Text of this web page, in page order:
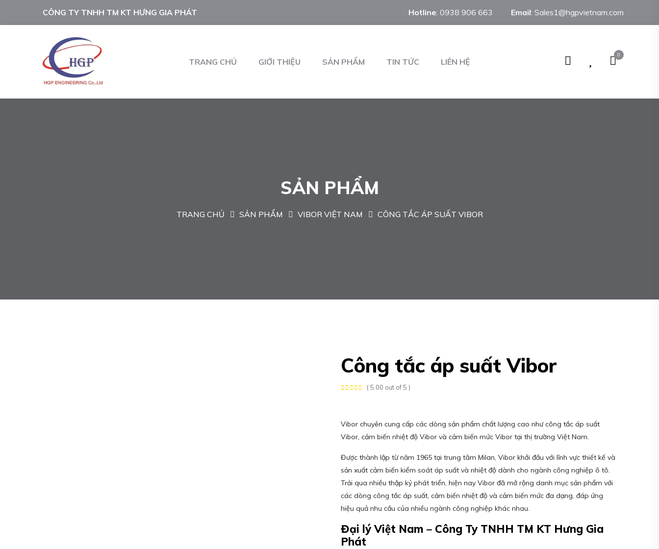
CÔNG TY TNHH TM KT HƯNG GIA PHÁT Hotline: 0938 906 663 Email: Sales1@hgpvietnam.com
TRANG CHỦ GIỚI THIỆU SẢN PHẨM TIN TỨC LIÊN HỆ
0
SẢN PHẨM
TRANG CHỦ SẢN PHẨM VIBOR VIỆT NAM CÔNG TẮC ÁP SUẤT VIBOR
Công tắc áp suất Vibor
( 5.00 out of 5 )
Vibor chuyên cung cấp các dòng sản phẩm chất lượng cao như công tắc áp suất
Vibor, cảm biến nhiệt độ Vibor và cảm biến mức Vibor tại thị trường Việt Nam.
Được thành lập từ năm 1965 tại trung tâm Milan, Vibor khởi đầu với lĩnh vực thiết kế và
sản xuất cảm biến kiểm soát áp suất và nhiệt độ dành cho ngành công nghiệp ô tô.
Trải qua nhiều thập kỷ phát triển, hiện nay Vibor đã mở rộng danh mục sản phẩm với
các dòng công tắc áp suất, cảm biến nhiệt độ và cảm biến mức đa dạng, đáp ứng
hiệu quả nhu cầu của nhiều ngành công nghiệp khác nhau.
Đại lý Việt Nam – Công Ty TNHH TM KT Hưng Gia
Phát